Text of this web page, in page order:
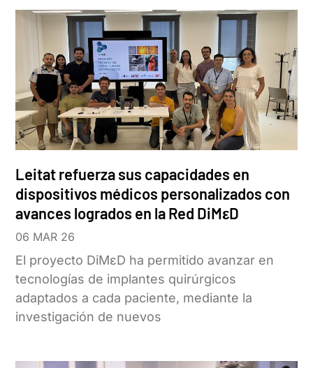
Leitat refuerza sus capacidades en
dispositivos médicos personalizados con
avances logrados en la Red DiMεD
06 MAR 26
El proyecto DiMεD ha permitido avanzar en
tecnologías de implantes quirúrgicos
adaptados a cada paciente, mediante la
investigación de nuevos